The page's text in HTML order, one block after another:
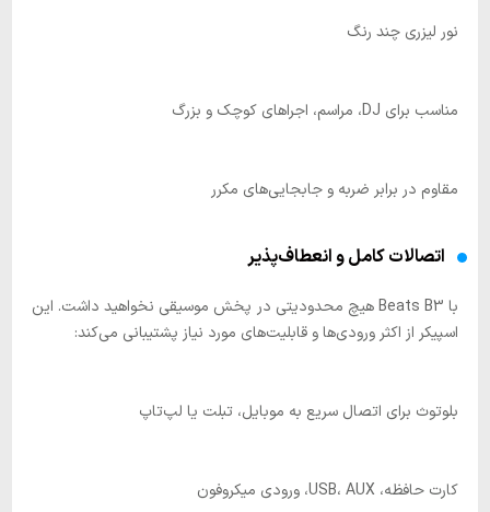
نور لیزری چند رنگ
مناسب برای DJ، مراسم‌، اجراهای کوچک و بزرگ
مقاوم در برابر ضربه و جابجایی‌های مکرر
اتصالات کامل و انعطاف‌پذیر
با Beats B3 هیچ محدودیتی در پخش موسیقی نخواهید داشت. این
اسپیکر از اکثر ورودی‌ها و قابلیت‌های مورد نیاز پشتیبانی می‌کند:
بلوتوث برای اتصال سریع به موبایل، تبلت یا لپ‌تاپ
کارت حافظه، USB، AUX، ورودی میکروفون